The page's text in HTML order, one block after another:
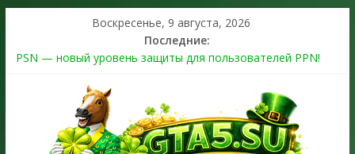
Воскресенье, 9 августа, 2026
Последние:
PSN — новый уровень защиты для пользователей PPN!
The Kortz Center Heist выйдет в GTA Online уже 14 июля
Регистрация в Rockstar Games Social Club ошибка #1.500.7:
как зарегистрировать аккаунт и войти без проблем в 2026